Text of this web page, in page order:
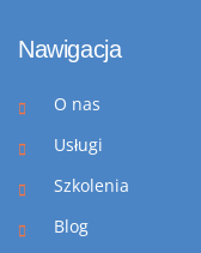
Nawigacja
O nas
Usługi
Szkolenia
Blog